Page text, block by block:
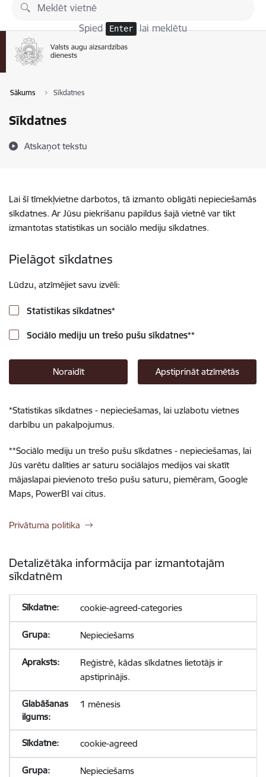
Pāriet uz lapas saturu
Spied Enter lai meklētu
Sākums Sīkdatnes
Sīkdatnes
Atskaņot tekstu
Lai šī tīmekļvietne darbotos, tā izmanto obligāti nepieciešamās
sīkdatnes. Ar Jūsu piekrišanu papildus šajā vietnē var tikt
izmantotas statistikas un sociālo mediju sīkdatnes.
Pielāgot sīkdatnes
Lūdzu, atzīmējiet savu izvēli:
Statistikas sīkdatnes*
Sociālo mediju un trešo pušu sīkdatnes**
Noraidīt Apstiprināt atzīmētās
*Statistikas sīkdatnes - nepieciešamas, lai uzlabotu vietnes
darbību un pakalpojumus.
**Sociālo mediju un trešo pušu sīkdatnes - nepieciešamas, lai
Jūs varētu dalīties ar saturu sociālajos medijos vai skatīt
mājaslapai pievienoto trešo pušu saturu, piemēram, Google
Maps, PowerBI vai citus.
Privātuma politika
Detalizētāka informācija par izmantotajām
sīkdatnēm
cookie-agreed-categories
Nepieciešams
Reģistrē, kādas sīkdatnes lietotājs ir
apstiprinājis.
1 mēnesis
cookie-agreed
Nepieciešams